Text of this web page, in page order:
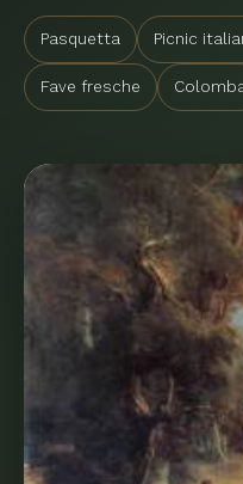
Pasquetta Picnic
Fave fresche